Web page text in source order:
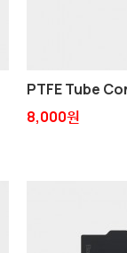
PTFE Tube
8,000원